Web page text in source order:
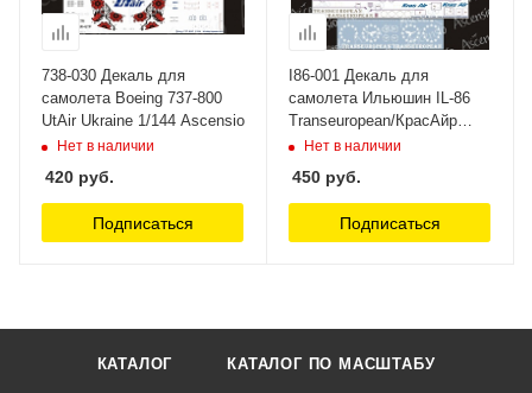
738-030 Декаль для
самолета Boeing 737-800
UtAir Ukraine 1/144 Ascensio
Нет в наличии
420 руб.
Подписаться
I86-001 Декаль для
самолета Ильюшин IL-86
Transeuropean/КрасАйр
(RA-86145) 1/144 Ascensio
Нет в наличии
450 руб.
Подписаться
КАТАЛОГ КАТАЛОГ ПО МАСШТАБУ